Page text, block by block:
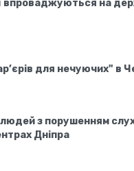
впроваджуються на
для нечуючих" в
з порушенням
Дніпра